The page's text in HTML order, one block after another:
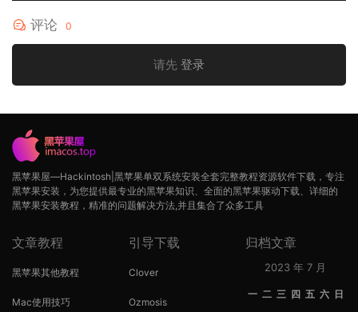
评论 0
请先 登录
黑苹果屋—Hackintosh|黑苹果单双系统安装全套完整教程资源软件下载，专注
黑苹果安装，为您提供最专业的黑苹果知识、全面的黑苹果驱动下载、详细的
黑苹果安装教程，精准的问题解决方法,并且集合了众多工具
文章教程
黑苹果其他教程
Mac使用技巧
引导下载
Clover
Ozmosis
归档文章
2023 年 7 月
一 二 三 四 五 六 日